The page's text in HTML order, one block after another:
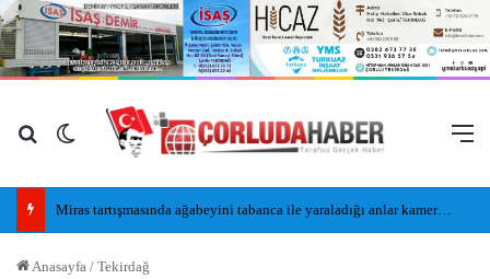
Arama yap ...
Dış görünümü değiştir
Miras tartışmasında ağabeyini tabanca ile yaraladığı anlar kamerada
Anasayfa / Tekirdağ